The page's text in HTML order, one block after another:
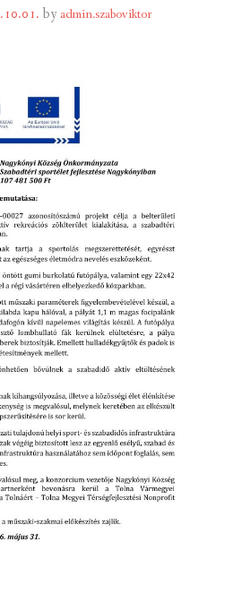
VAGYONNYILATKOZATOK – 2026.
KÉPVISELŐK
– 2026. ÉV
by admin.szaboviktor